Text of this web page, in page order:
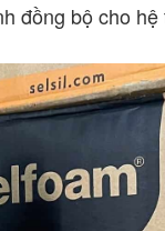
đồng bộ cho